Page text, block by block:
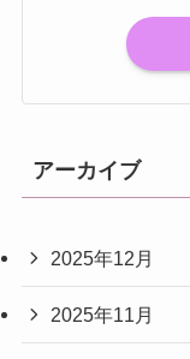
アーカイブ
2025年12月
2025年11月